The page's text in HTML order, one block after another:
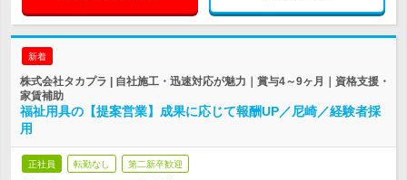
新着
株式会社タカプラ | 自社施工・迅速対応が魅力｜賞与4～9ヶ月｜資格支援・
家賃補助
福祉用具の【提案営業】成果に応じて報酬UP／尼崎／経験者採
用
正社員 転勤なし 第二新卒歓迎